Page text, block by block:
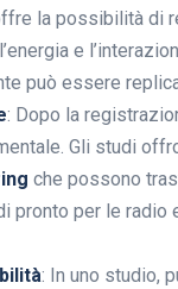
la possibilità di
e
può essere
: Dopo la
Gli studi
che possono
pronto per le radio
: In uno studio,